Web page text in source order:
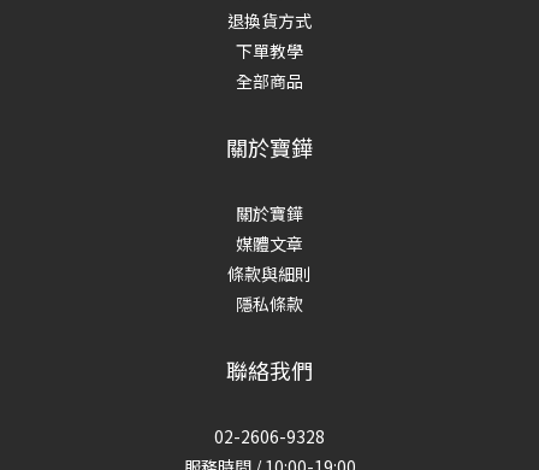
退換貨方式
下單教學
全部商品
關於寶鏵
關於寶鏵
媒體文章
條款與細則
隱私條款
聯絡我們
02-2606-9328